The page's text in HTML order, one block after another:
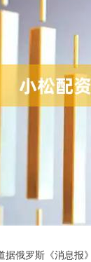
据俄罗斯《消息报